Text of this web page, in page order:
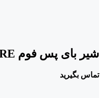
شیر بای پس فوم HDFIRE
تماس بگیرید